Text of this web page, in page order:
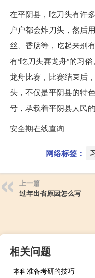
在平阴县，吃刀头有许
户户都会炸刀头，然后
丝、香肠等，吃起来别
有“吃刀头赛龙舟”的习
龙舟比赛，比赛结束后
头，不仅是平阴县的特
号，承载着平阴县人民的
安全期在线查询
网络标签：
上一篇
过年出省原因怎么写
相关问题
本科准备考研的技巧